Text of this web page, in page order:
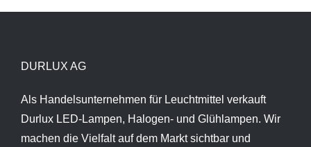
DURLUX AG
Als Handelsunternehmen für Leuchtmittel verkauft
Durlux LED-Lampen, Halogen- und Glühlampen. Wir
machen die Vielfalt auf dem Markt sichtbar und